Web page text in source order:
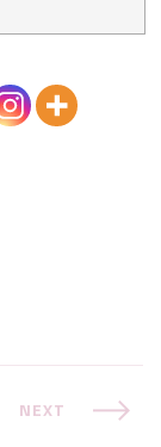
NEXT